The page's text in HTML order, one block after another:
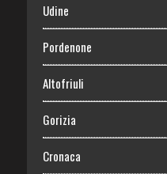
Udine
Pordenone
Altofriuli
Gorizia
Cronaca